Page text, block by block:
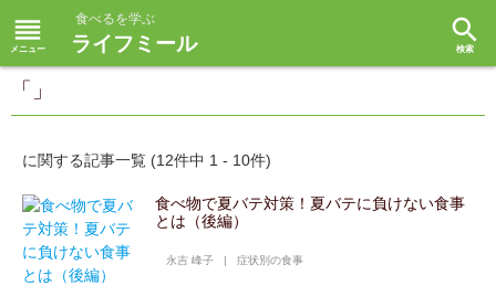
reorder 食べるを学ぶ
ライフミール search
「」
に関する記事一覧 (12件中 1 - 10件)
食べ物で夏バテ対策！夏バテに負けない食事
とは（後編）
永吉 峰子 |症状別の食事